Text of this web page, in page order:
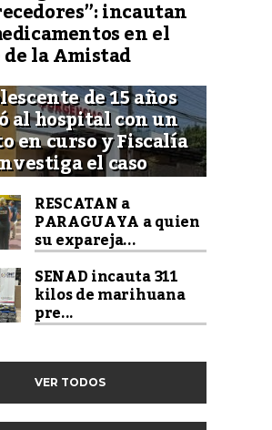
incautan
en el
la Amistad
de 15 años
al hospital con un
en curso y Fiscalía
el caso
RESCATAN a
PARAGUAYA a quien
su expareja...
SENAD incauta 311
kilos de marihuana
pre...
VER TODOS